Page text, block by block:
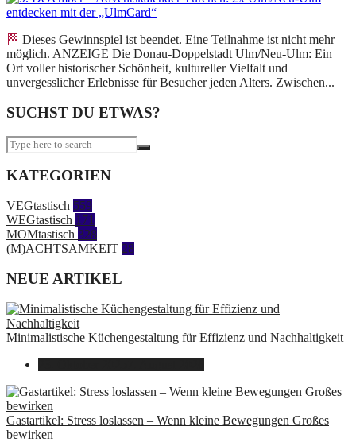
🏁 Dieses Gewinnspiel ist beendet. Eine Teilnahme ist nicht mehr
möglich. ANZEIGE Die Donau-Doppelstadt Ulm/Neu-Ulm: Ein
Ort voller historischer Schönheit, kultureller Vielfalt und
unvergesslicher Erlebnisse für Besucher jeden Alters. Zwischen...
SUCHST DU ETWAS?
KATEGORIEN
VEGtastisch 559
WEGtastisch 171
MOMtastisch 328
(M)ACHTSAMKEIT 28
NEUE ARTIKEL
Minimalistische Küchengestaltung für Effizienz und Nachhaltigkeit
Gastartikel: Stress loslassen – Wenn kleine Bewegungen Großes
bewirken